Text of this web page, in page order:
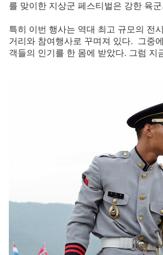
를 맞이한 지상군 페스티벌은 강한 육
특히 이번 행사는 역대 최고 규모의 전
거리와 참여행사로 꾸며져 있다. 그중
객들의 인기를 한 몸에 받았다. 그럼 지